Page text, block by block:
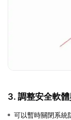
3. 調整安全軟
可以暫時關閉系統